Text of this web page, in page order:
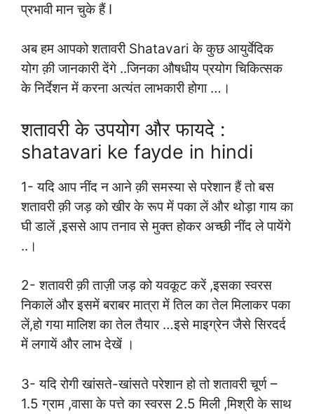
प्रभावी मान चुके हैं I
अब हम आपको शतावरी Shatavari के कुछ आयुर्वेदिक
योग क़ी जानकारी देंगे ..जिनका औषधीय प्रयोग चिकित्सक
के निर्देशन में करना अत्यंत लाभकारी होगा … ।
शतावरी के उपयोग और फायदे :
shatavari ke fayde in hindi
1- यदि आप नींद न आने क़ी समस्या से परेशान हैं तो बस
शतावरी क़ी जड़ को खीर के रूप में पका लें और थोड़ा गाय का
घी डालें ,इससे आप तनाव से मुक्त होकर अच्छी नींद ले पायेंगे
.. ।
2- शतावरी क़ी ताज़ी जड़ को यवकूट करें ,इसका स्वरस
निकालें और इसमें बराबर मात्रा में तिल का तेल मिलाकर पका
लें,हो गया मालिश का तेल तैयार …इसे माइग्रेन जैसे सिरदर्द
में लगायें और लाभ देखें ।
3- यदि रोगी खांसते-खांसते परेशान हो तो शतावरी चूर्ण –
1.5 ग्राम ,वासा के पत्ते का स्वरस 2.5 मिली ,मिश्री के साथ